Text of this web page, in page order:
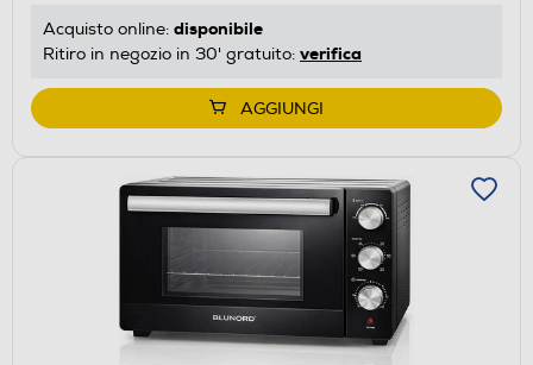
Acquisto online: disponibile
Ritiro in negozio in 30' gratuito: verifica
AGGIUNGI